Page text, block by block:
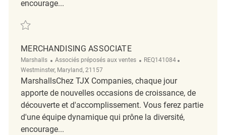
encourage...
Sauvegarder merchandising associate REQ5515
MERCHANDISING ASSOCIATE
Marshalls Catégorie
Associés préposés aux ventes ReqId
REQ141084
Westminster, Maryland, 21157
MarshallsChez TJX Companies, chaque jour
apporte de nouvelles occasions de croissance, de
découverte et d'accomplissement. Vous ferez partie
d'une équipe dynamique qui prône la diversité,
encourage...